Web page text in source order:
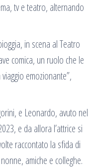
tv e teatro, alternando
in scena al Teatro
comica, un ruolo che le
emozionante”,
e Leonardo, avuto nel
e da allora l’attrice si
raccontato la sfida di
amiche e colleghe.